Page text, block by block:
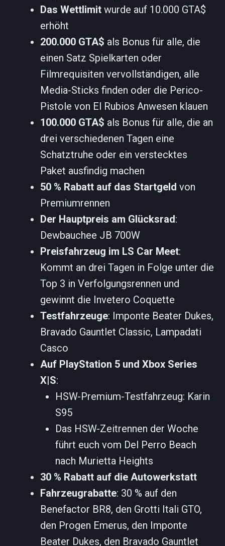
Das Wettlimit wurde auf 10.000 GTA$
erhöht
200.000 GTA$ als Bonus für alle, die
einen Satz Spielkarten oder
Filmrequisiten vervollständigen, alle
Media-Sticks finden oder die Perico-
Pistole von El Rubios Anwesen klauen
100.000 GTA$ als Bonus für alle, die an
drei verschiedenen Tagen eine
Schatztruhe oder ein verstecktes
Paket ausfindig machen
50 % Rabatt auf das Startgeld von
Premiumrennen
Der Hauptpreis am Glücksrad:
Dewbauchee JB 700W
Preisfahrzeug im LS Car Meet:
Kommt an drei Tagen in Folge unter die
Top 3 in Verfolgungsrennen und
gewinnt die Invetero Coquette
Testfahrzeuge: Imponte Beater Dukes,
Bravado Gauntlet Classic, Lampadati
Casco
Auf PlayStation 5 und Xbox Series
X|S:
HSW-Premium-Testfahrzeug: Karin
S95
Das HSW-Zeitrennen der Woche
führt euch vom Del Perro Beach
nach Murietta Heights
30 % Rabatt auf die Autowerkstatt
Fahrzeugrabatte: 30 % auf den
Benefactor BR8, den Grotti Itali GTO,
den Progen Emerus, den Imponte
Beater Dukes, den Bravado Gauntlet